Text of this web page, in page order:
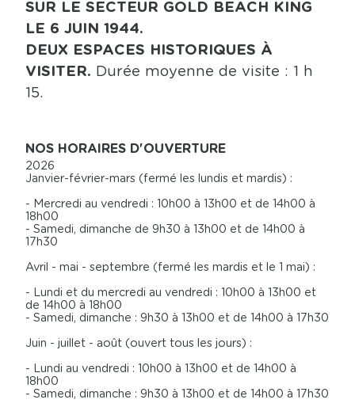
SUR LE SECTEUR GOLD BEACH KING
LE 6 JUIN 1944.
DEUX ESPACES HISTORIQUES À
VISITER. Durée moyenne de visite : 1 h
15.
NOS HORAIRES D'OUVERTURE
2026
Janvier-février-mars (fermé les lundis et mardis) :
- Mercredi au vendredi : 10h00 à 13h00 et de 14h00 à
18h00
- Samedi, dimanche de 9h30 à 13h00 et de 14h00 à
17h30
Avril - mai - septembre (fermé les mardis et le 1 mai) :
- Lundi et du mercredi au vendredi : 10h00 à 13h00 et
de 14h00 à 18h00
- Samedi, dimanche : 9h30 à 13h00 et de 14h00 à 17h30
Juin - juillet - août (ouvert tous les jours) :
- Lundi au vendredi : 10h00 à 13h00 et de 14h00 à
18h00
- Samedi, dimanche : 9h30 à 13h00 et de 14h00 à 17h30